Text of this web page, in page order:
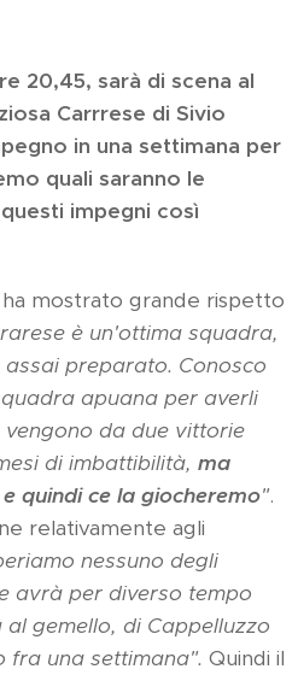
20,45, sarà di scena al
Carrrese di Sivio
in una settimana per
quali saranno le
impegni così
mostrato grande rispetto
è un'ottima squadra,
preparato. Conosco
apuana per averli
vengono da due vittorie
di imbattibilità, ma
quindi ce la giocheremo".
relativamente agli
nessuno degli
avrà per diverso tempo
gemello, di Cappelluzzo
fra una settimana". Quindi il